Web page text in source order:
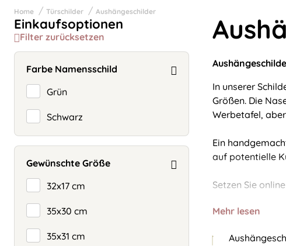
Home Türschilder Aushängeschilder
In unserer
Größen. Die
Werbetafel,
Ein
auf potentielle
Setzen Sie
Mehr lesen
Einkaufsoptionen
Filter zurücksetzen
Farbe Namensschild
Grün
Schwarz
Gewünschte Größe
32x17 cm
35x30 cm
35x31 cm